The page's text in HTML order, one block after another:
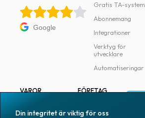
Google
Gratis TA-system
Abonnemang
Integrationer
Verktyg för
utvecklare
Automatiseringar
VAROR
FÖRETAG
Din integritet är viktig för oss